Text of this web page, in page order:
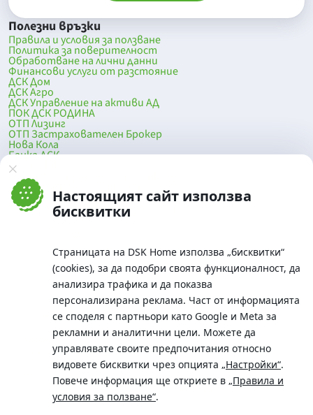
Настоящият сайт използва
бисквитки
Страницата на DSK Home използва „бисквитки“
(cookies), за да подобри своята функционалност, да
анализира трафика и да показва
персонализирана реклама. Част от информацията
се споделя с партньори като Google и Meta за
рекламни и аналитични цели. Можете да
управлявате своите предпочитания относно
видовете бисквитки чрез опцията „Настройки“.
Повече информация ще откриете в „Правила и
условия за ползване“.
Полезни връзки
Правила и условия за ползване
Политика за поверителност
Обработване на лични данни
Финансови услуги от разстояние
ДСК Дом
ДСК Агро
ДСК Управление на активи АД
ПОК ДСК РОДИНА
ОТП Лизинг
ОТП Застрахователен Брокер
Нова Кола
Банка ДСК
DSK Mobile
Оферти за продажба от Банка ДСК
Клонова мрежа и банкомати
До началото на страницата
Телефон:
0700 10 375 / *2375
Московска No.19 / ул. Г. Бенковски No. 5, София 1036
SWIFT/BIC: